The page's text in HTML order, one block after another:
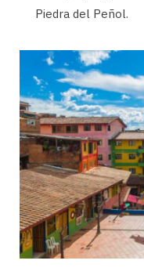
Piedra del Peñol.